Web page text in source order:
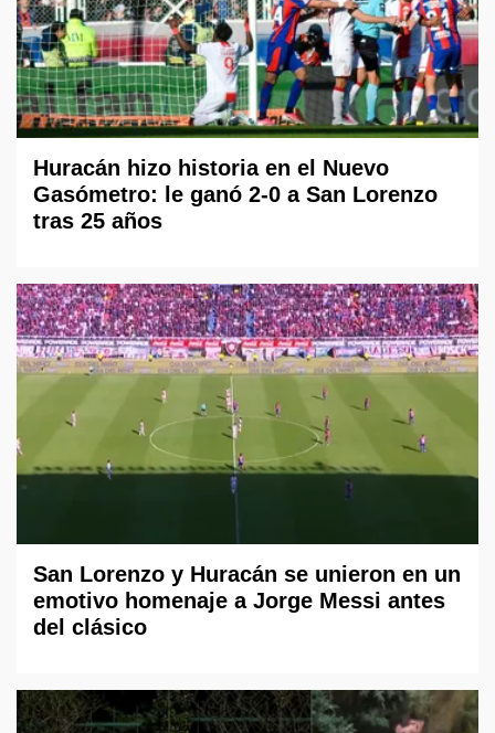
Huracán hizo historia en el Nuevo
Gasómetro: le ganó 2-0 a San Lorenzo
tras 25 años
San Lorenzo y Huracán se unieron en un
emotivo homenaje a Jorge Messi antes
del clásico